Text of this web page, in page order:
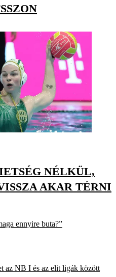
NÉLKÜL,
AKAR TÉRNI
ennyire buta?”
az NB I és az elit ligák között